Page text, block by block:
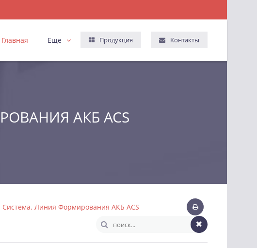
Контакты
Продукция
Главная Еще
АКБ ACS
Система. Линия Формирования АКБ ACS